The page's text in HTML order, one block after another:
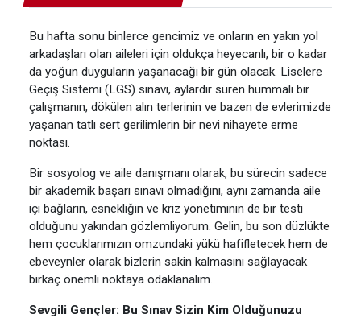
Bu hafta sonu binlerce gencimiz ve onların en yakın yol
arkadaşları olan aileleri için oldukça heyecanlı, bir o kadar
da yoğun duyguların yaşanacağı bir gün olacak. Liselere
Geçiş Sistemi (LGS) sınavı, aylardır süren hummalı bir
çalışmanın, dökülen alın terlerinin ve bazen de evlerimizde
yaşanan tatlı sert gerilimlerin bir nevi nihayete erme
noktası.
Bir sosyolog ve aile danışmanı olarak, bu sürecin sadece
bir akademik başarı sınavı olmadığını, aynı zamanda aile
içi bağların, esnekliğin ve kriz yönetiminin de bir testi
olduğunu yakından gözlemliyorum. Gelin, bu son düzlükte
hem çocuklarımızın omzundaki yükü hafifletecek hem de
ebeveynler olarak bizlerin sakin kalmasını sağlayacak
birkaç önemli noktaya odaklanalım.
Sevgili Gençler: Bu Sınav Sizin Kim Olduğunuzu